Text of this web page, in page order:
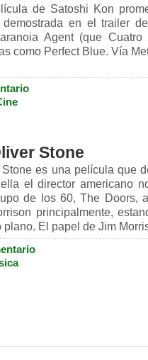
de Satoshi Kon
en el trailer
Agent (que
como Perfect Blue. Vía
Stone
es una película que
el director americano
de los 60, The Doors,
principalmente,
El papel de Jim